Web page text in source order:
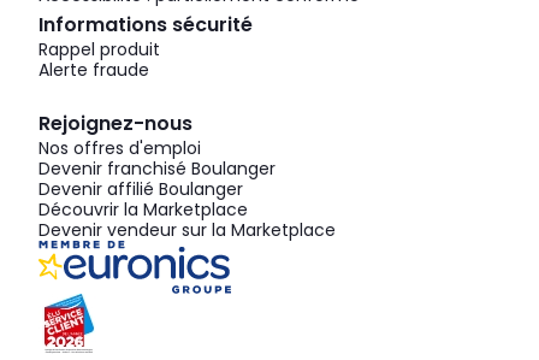
Informations sécurité
Rappel produit
Alerte fraude
Rejoignez-nous
Nos offres d'emploi
Devenir franchisé Boulanger
Devenir affilié Boulanger
Découvrir la Marketplace
Devenir vendeur sur la Marketplace